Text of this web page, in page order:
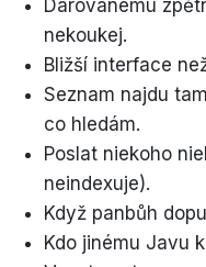
Darovanému
nekoukej.
Bližší interface
Seznam najdu
co hledám.
Poslat niekoho
neindexuje).
Když panbůh
Kdo jinému Javu